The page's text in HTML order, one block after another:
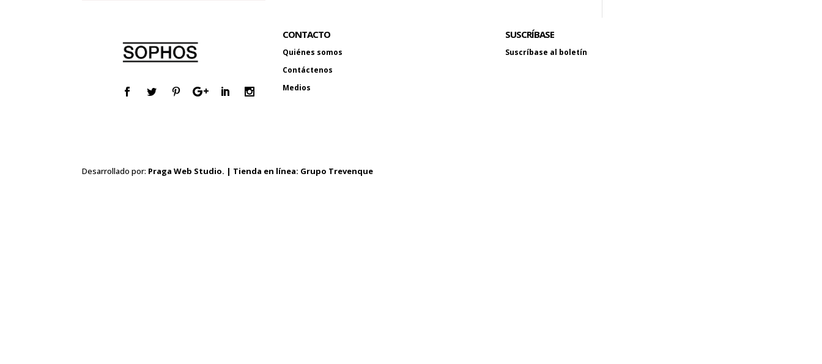
CONTACTO
Quiénes somos
Contáctenos
Medios
SUSCRÍBASE
Suscríbase al boletín
Desarrollado por: Praga Web Studio. | Tienda en línea: Grupo Trevenque